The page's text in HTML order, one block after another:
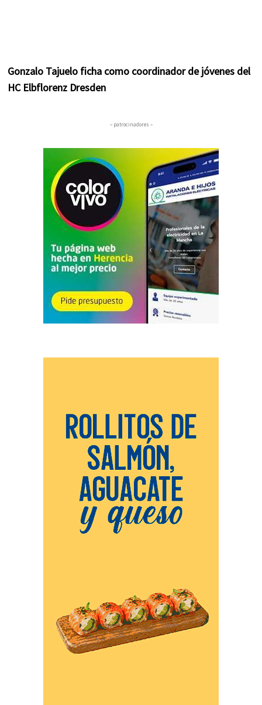
Gonzalo Tajuelo ficha como coordinador de jóvenes del
HC Elbflorenz Dresden
– patrocinadores –